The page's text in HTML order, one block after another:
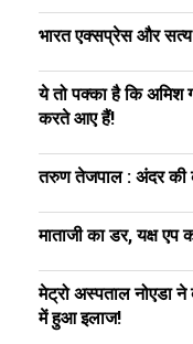
भारत एक्सप्रेस और सत्य
ये तो पक्का है कि अमिश
करते आए हैं!
तरुण तेजपाल : अंदर की
माताजी का डर, यक्ष
मेट्रो अस्पताल नोएडा
में हुआ इलाज!